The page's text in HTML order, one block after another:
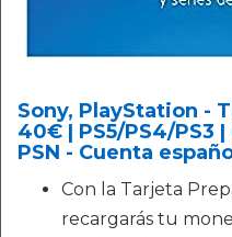
Sony, PlayStation -
40€ | PS5/PS4/PS3
PSN - Cuenta
Con la Tarjeta
recargarás tu